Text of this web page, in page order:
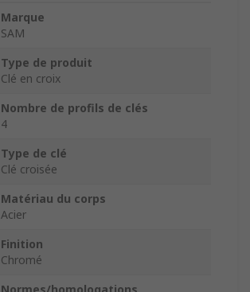
Marque
SAM
Type de produit
Clé en croix
Nombre de profils de clés
4
Type de clé
Clé croisée
Matériau du corps
Acier
Finition
Chromé